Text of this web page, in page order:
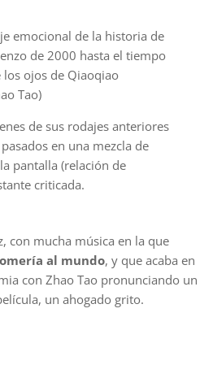
emocional de la historia de
de 2000 hasta el tiempo
los ojos de Qiaoqiao
Tao)
de sus rodajes anteriores
en una mezcla de
pantalla (relación de
criticada.
con mucha música en la que
al mundo, y que acaba en
con Zhao Tao pronunciando un
un ahogado grito.